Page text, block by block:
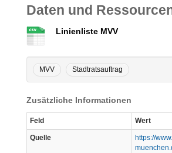
Daten und
Linienliste MVV
MVV Stadtratsauftrag
Zusätzliche Informationen
Feld Wert
Quelle
https://